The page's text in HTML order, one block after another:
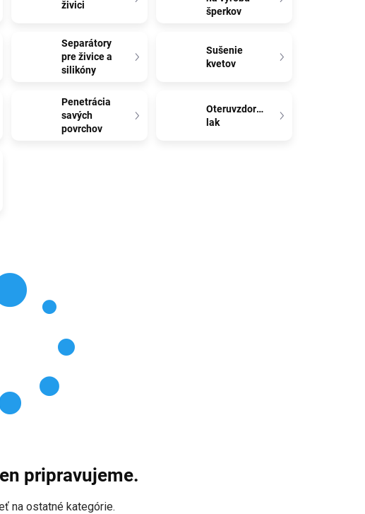
živici
šperkov
Separátory
pre živice a
silikóny
Sušenie
kvetov
Penetrácia
savých
povrchov
Oteruvzdorný
lak
pripravujeme.
na ostatné kategórie.